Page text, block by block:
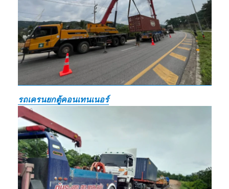
รถเครนยกตู้คอนเทนเนอร์